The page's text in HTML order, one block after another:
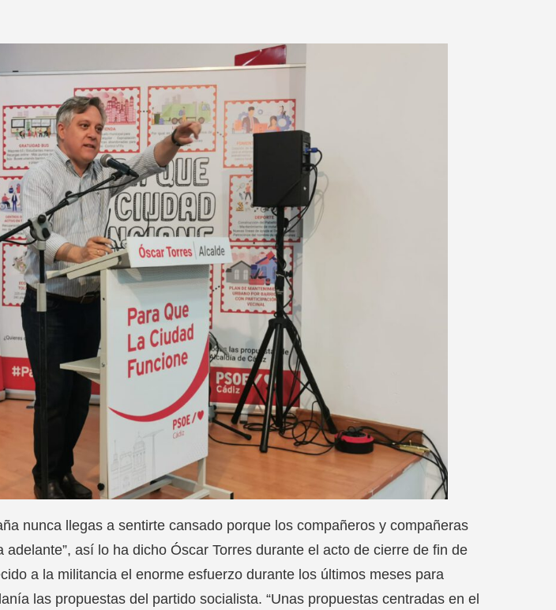
nunca llegas a sentirte cansado porque los compañeros y compañeras
así lo ha dicho Óscar Torres durante el acto de cierre de fin de
a la militancia el enorme esfuerzo durante los últimos meses para
las propuestas del partido socialista. “Unas propuestas centradas en el